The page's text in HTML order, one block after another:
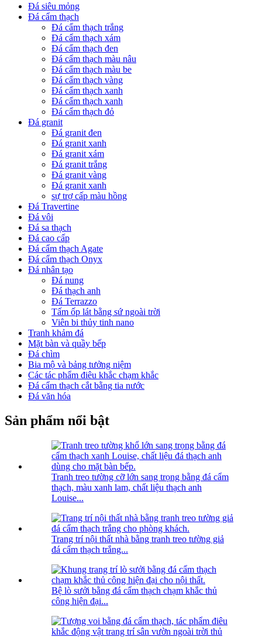
Đá siêu mỏng
Đá cẩm thạch
Đá cẩm thạch trắng
Đá cẩm thạch xám
Đá cẩm thạch đen
Đá cẩm thạch màu nâu
Đá cẩm thạch màu be
Đá cẩm thạch vàng
Đá cẩm thạch xanh
Đá cẩm thạch xanh
Đá cẩm thạch đỏ
Đá granit
Đá granit đen
Đá granit xanh
Đá granit xám
Đá granit trắng
Đá granit vàng
Đá granit xanh
sự trợ cấp màu hồng
Đá Travertine
Đá vôi
Đá sa thạch
Đá cao cấp
Đá cẩm thạch Agate
Đá cẩm thạch Onyx
Đá nhân tạo
Đá nung
Đá thạch anh
Đá Terrazzo
Tấm ốp lát bằng sứ ngoài trời
Viên bi thủy tinh nano
Tranh khảm đá
Mặt bàn và quầy bếp
Đá chìm
Bia mộ và bảng tưởng niệm
Các tác phẩm điêu khắc chạm khắc
Đá cẩm thạch cắt bằng tia nước
Đá văn hóa
Sản phẩm nổi bật
Tranh treo tường cỡ lớn sang trọng bằng đá cẩm
thạch, màu xanh lam, chất liệu thạch anh
Louise...
Trang trí nội thất nhà bằng tranh treo tường giả
đá cẩm thạch trắng...
Bệ lò sưởi bằng đá cẩm thạch chạm khắc thủ
công hiện đại...